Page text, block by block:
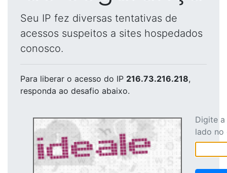
Seu IP fez diversas tentativas de
acessos suspeitos a sites hospedados
conosco.
Para liberar o acesso do IP 216.73.216.218,
responda ao desafio abaixo.
Digite
lado no